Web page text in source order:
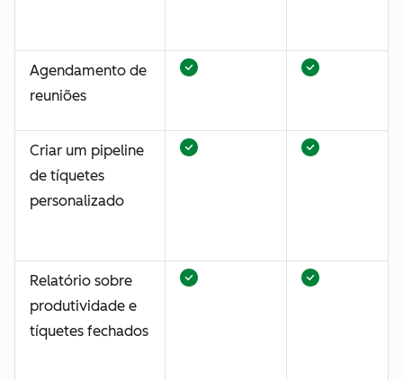
Agendamento de
reuniões
Criar um pipeline
de tíquetes
personalizado
Relatório sobre
produtividade e
tíquetes fechados